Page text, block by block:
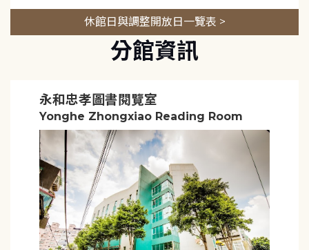
休館日與調整開放日一覽表 >
分館資訊
永和忠孝圖書閱覽室
Yonghe Zhongxiao Reading Room